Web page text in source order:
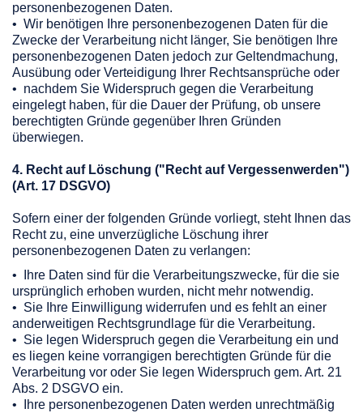
personenbezogenen Daten.
• Wir benötigen Ihre personenbezogenen Daten für die
Zwecke der Verarbeitung nicht länger, Sie benötigen Ihre
personenbezogenen Daten jedoch zur Geltendmachung,
Ausübung oder Verteidigung Ihrer Rechtsansprüche oder
• nachdem Sie Widerspruch gegen die Verarbeitung
eingelegt haben, für die Dauer der Prüfung, ob unsere
berechtigten Gründe gegenüber Ihren Gründen
überwiegen.
4. Recht auf Löschung ("Recht auf Vergessenwerden")
(Art. 17 DSGVO)
Sofern einer der folgenden Gründe vorliegt, steht Ihnen das
Recht zu, eine unverzügliche Löschung ihrer
personenbezogenen Daten zu verlangen:
• Ihre Daten sind für die Verarbeitungszwecke, für die sie
ursprünglich erhoben wurden, nicht mehr notwendig.
• Sie Ihre Einwilligung widerrufen und es fehlt an einer
anderweitigen Rechtsgrundlage für die Verarbeitung.
• Sie legen Widerspruch gegen die Verarbeitung ein und
es liegen keine vorrangigen berechtigten Gründe für die
Verarbeitung vor oder Sie legen Widerspruch gem. Art. 21
Abs. 2 DSGVO ein.
• Ihre personenbezogenen Daten werden unrechtmäßig